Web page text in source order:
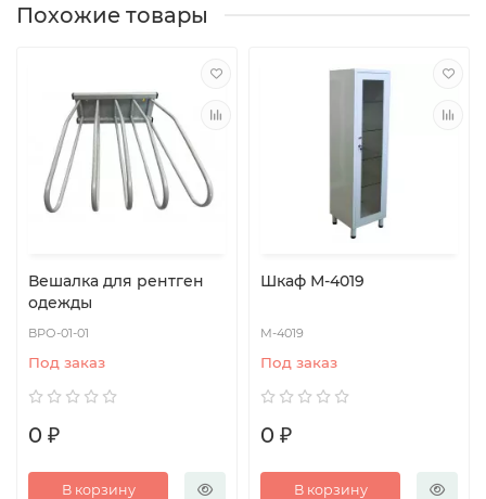
Похожие товары
Вешалка для рентген
одежды
ВРО-01-01
Под заказ
0 ₽
В корзину
Шкаф М-4019
М-4019
Под заказ
0 ₽
В корзину